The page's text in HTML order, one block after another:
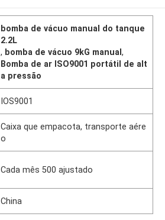
bomba de vácuo manual do tanque
2.2L
, bomba de vácuo 9kG manual,
Bomba de ar ISO9001 portátil de alt
a pressão
IOS9001
Caixa que empacota, transporte aére
o
Cada mês 500 ajustado
China